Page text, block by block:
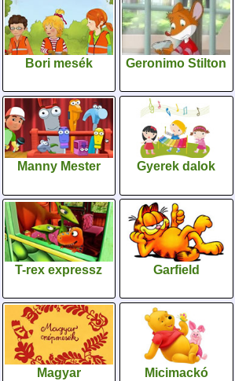
Bori mesék Geronimo Stilton
Manny Mester Gyerek dalok
T-rex expressz Garfield
Magyar
Micimackó